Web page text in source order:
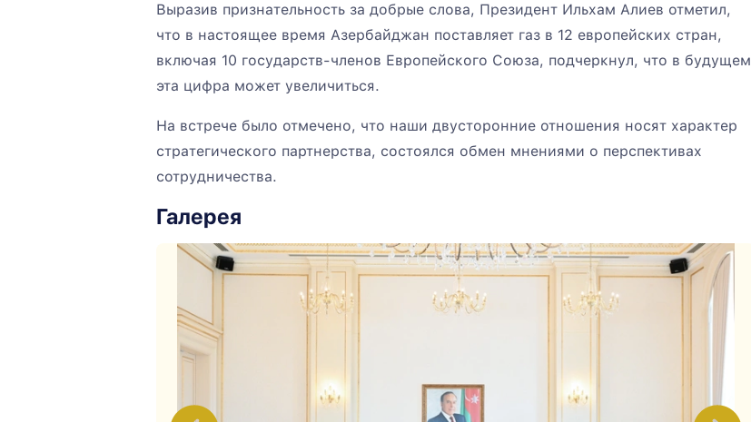
Выразив признательность за добрые слова, Президент Ильхам Алиев отметил,
что в настоящее время Азербайджан поставляет газ в 12 европейских стран,
включая 10 государств-членов Европейского Союза, подчеркнул, что в будущем
эта цифра может увеличиться.
На встрече было отмечено, что наши двусторонние отношения носят характер
стратегического партнерства, состоялся обмен мнениями о перспективах
сотрудничества.
Галерея